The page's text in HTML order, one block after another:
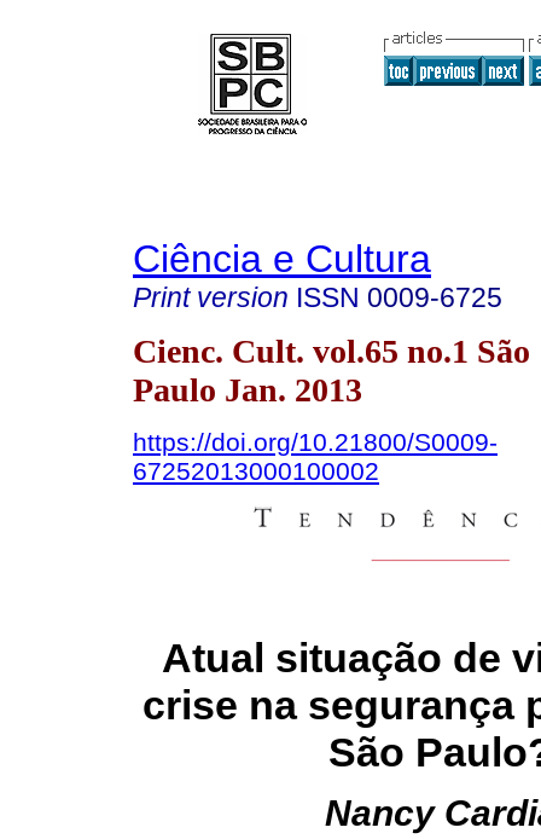
Ciência e Cultura
Print version ISSN 0009-6725
Cienc. Cult. vol.65 no.1 São
Paulo Jan. 2013
https://doi.org/10.21800/S0009-
67252013000100002
Atual situação de
crise na segurança
São
Nancy